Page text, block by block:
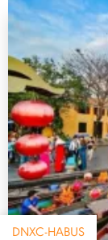
DNXC-HABUS